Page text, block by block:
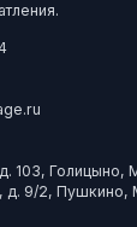
103, Голицыно,
д. 9/2, Пушкино,